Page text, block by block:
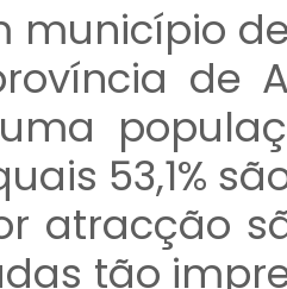
município
de
53,1%
atracção
tão